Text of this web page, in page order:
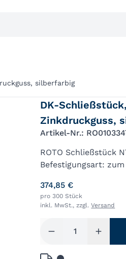
silberfarbig
DK-
Zinkdruckguss,
Artikel-Nr.:
ROTO Schließstück
Befestigungsart:
Rechts;
374,85 €
pro 300 Stück
inkl. MwSt., zzgl.Versand